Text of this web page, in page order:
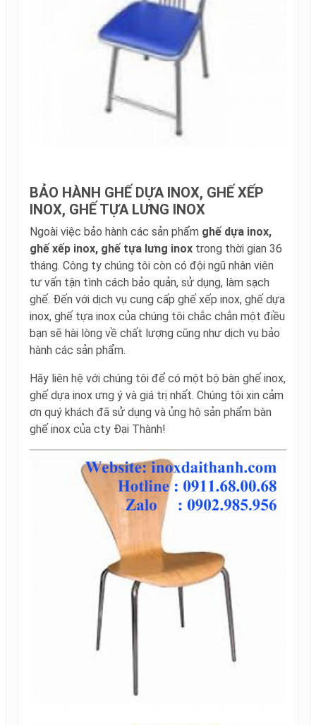
BẢO HÀNH GHẾ DỰA INOX, GHẾ XẾP
INOX, GHẾ TỰA LƯNG INOX
Ngoài việc bảo hành các sản phẩm ghế dựa inox,
ghế xếp inox, ghế tựa lưng inox trong thời gian 36
tháng. Công ty chúng tôi còn có đội ngũ nhân viên
tư vấn tận tình cách bảo quản, sử dụng, làm sạch
ghế. Đến với dịch vụ cung cấp ghế xếp inox, ghế dựa
inox, ghế tựa inox của chúng tôi chắc chắn một điều
bạn sẽ hài lòng về chất lượng cũng như dịch vụ bảo
hành các sản phẩm.
Hãy liên hệ với chúng tôi để có một bộ bàn ghế inox,
ghế dựa inox ưng ý và giá trị nhất. Chúng tôi xin cảm
ơn quý khách đã sử dụng và ủng hộ sản phẩm bàn
ghế inox của cty Đại Thành!